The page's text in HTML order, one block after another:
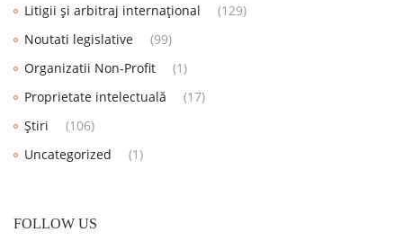
Litigii și arbitraj internațional
(129)
Noutati legislative
(99)
Organizatii Non-Profit
(1)
Proprietate intelectuală
(17)
Știri
(106)
Uncategorized
(1)
FOLLOW US